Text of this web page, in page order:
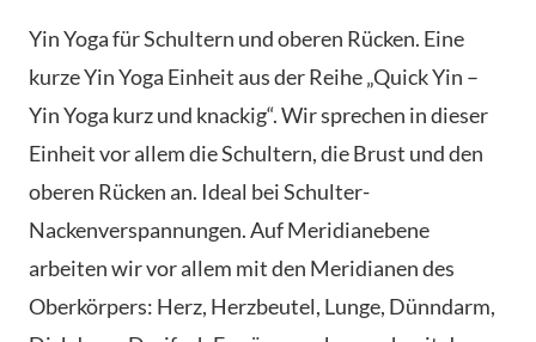
Yin Yoga für Schultern und oberen Rücken. Eine
kurze Yin Yoga Einheit aus der Reihe „Quick Yin –
Yin Yoga kurz und knackig“. Wir sprechen in dieser
Einheit vor allem die Schultern, die Brust und den
oberen Rücken an. Ideal bei Schulter-
Nackenverspannungen. Auf Meridianebene
arbeiten wir vor allem mit den Meridianen des
Oberkörpers: Herz, Herzbeutel, Lunge, Dünndarm,